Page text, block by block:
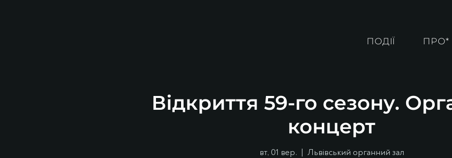
ПОДІЇ ПРО*
Відкриття 59-го сезону.
концерт
вт, 01 вер.
  |
Львівський органний зал